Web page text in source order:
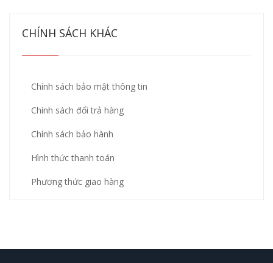
CHÍNH SÁCH KHÁC
Chính sách bảo mật thông tin
Chính sách đổi trả hàng
Chính sách bảo hành
Hình thức thanh toán
Phương thức giao hàng